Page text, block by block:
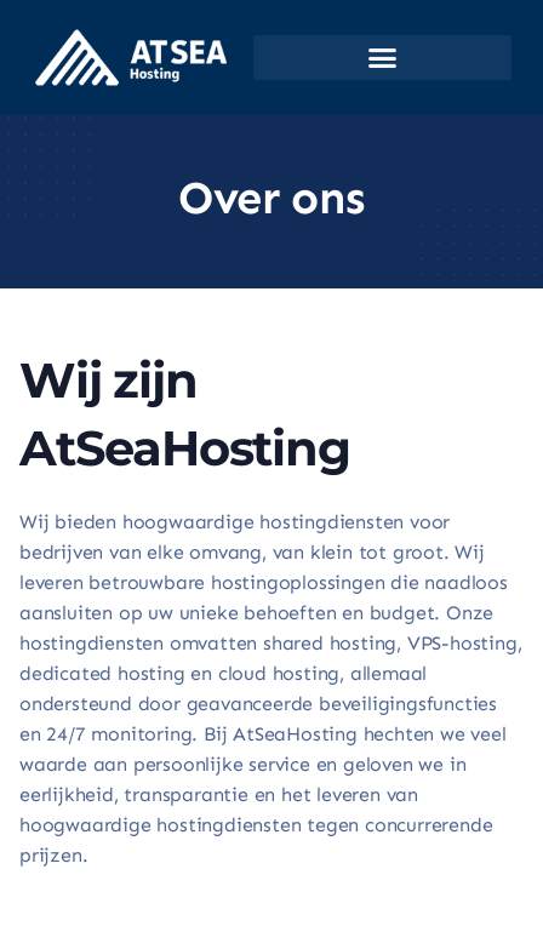
Over ons
Wij zijn
AtSeaHosting
Wij bieden hoogwaardige hostingdiensten voor
bedrijven van elke omvang, van klein tot groot. Wij
leveren betrouwbare hostingoplossingen die naadloos
aansluiten op uw unieke behoeften en budget. Onze
hostingdiensten omvatten shared hosting, VPS-hosting,
dedicated hosting en cloud hosting, allemaal
ondersteund door geavanceerde beveiligingsfuncties
en 24/7 monitoring. Bij AtSeaHosting hechten we veel
waarde aan persoonlijke service en geloven we in
eerlijkheid, transparantie en het leveren van
hoogwaardige hostingdiensten tegen concurrerende
prijzen.